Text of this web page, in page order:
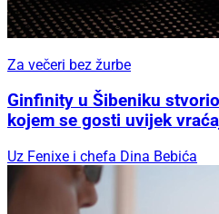
Za večeri bez žurbe
Ginfinity u Šibeniku
kojem se gosti uvijek
Uz Fenixe i chefa Dina Bebića